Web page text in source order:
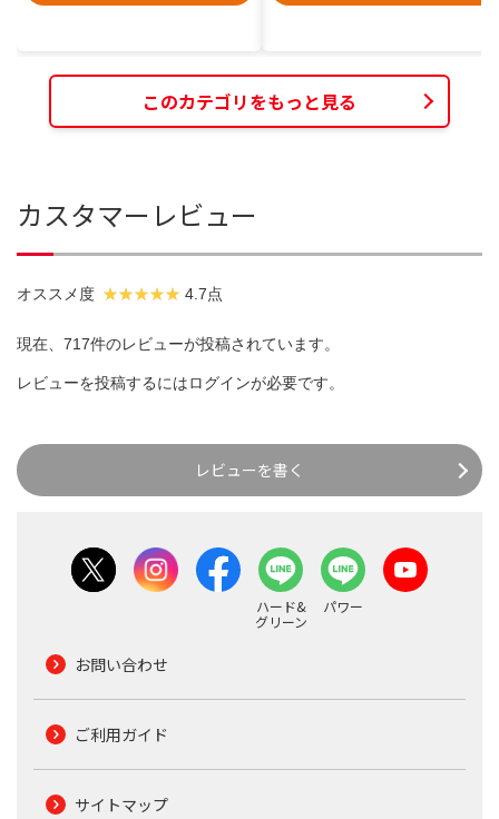
このカテゴリをもっと見る
カスタマーレビュー
オススメ度 4.7点
現在、717件のレビューが投稿されています。
レビューを投稿するにはログインが必要です。
レビューを書く
ハード&
グリーン
パワー
お問い合わせ
ご利用ガイド
サイトマップ